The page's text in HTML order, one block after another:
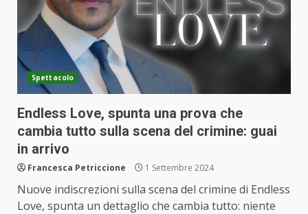
Spettacolo
Endless Love, spunta una prova che
cambia tutto sulla scena del crimine: guai
in arrivo
Francesca Petriccione 1 Settembre 2024
Nuove indiscrezioni sulla scena del crimine di Endless
Love, spunta un dettaglio che cambia tutto: niente